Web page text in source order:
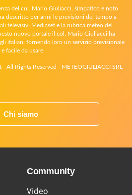
del col. Mario Giuliacci, simpatico e noto
descritto per anni le previsioni del tempo a
televisivi Mediaset e la rubrica meteo del
nuovo portale il col. Mario Giuliacci ha
italiani fornendo loro un servizio previsionale
facile da usare.
Rights Reserved - METEOGIULIACCI SRL
Chi siamo
Community
Video